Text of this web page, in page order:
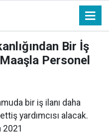
Bir İş
Personel
bir iş ilanı daha
yardımcısı alacak.
2021